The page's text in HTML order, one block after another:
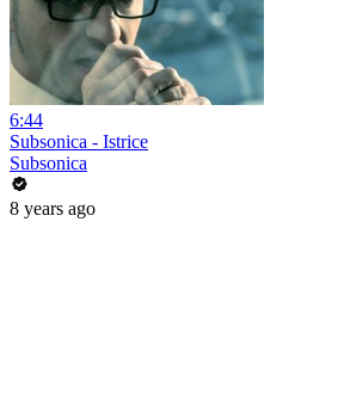
6:44
Subsonica - Istrice
Subsonica
8 years ago